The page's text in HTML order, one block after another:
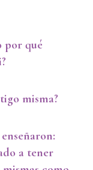
por qué
misma?
a tener